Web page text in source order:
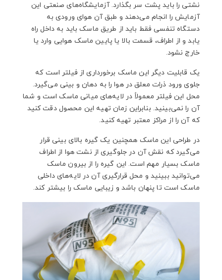
نشتی را باید پشت سر بگذارد. آزمایشگاه‌های صنعتی این
آزمایش را انجام می‌دهند و طبق آن هوای ورودی به
دستگاه تنفسی فقط باید از طریق ماسک باید به داخل راه
یابد و از اطراف، قسمت بالا یا پایین ماسک هوایی وارد یا
خارج نشود.
یک قابلیت دیگر این ماسک برخورداری از فیلتر است که
جلوی ورود ذرات معلق در هوا را به دهان و بینی می‌گیرد.
محل این فیلتر معمولاً در لایه‌های میانی ماسک است و شما
آن را نمی‌بینید. بنابراین زمان تهیه این محصول دقت کنید
که آن را از مراکز معتبر تهیه کنید.
در طراحی این ماسک همچنین یک گیره بالای بینی قرار
می‌گیرد که نقش آن در جلوگیری از نشت هوا از اطراف
ماسک بسیار مهم است. این گیره را از بیرون ماسک
می‌توانید ببینید و محل قرارگیری آن در لایه‌های داخلی
ماسک است تا پنهان باشد و زیبایی ماسک را بیشتر کند.